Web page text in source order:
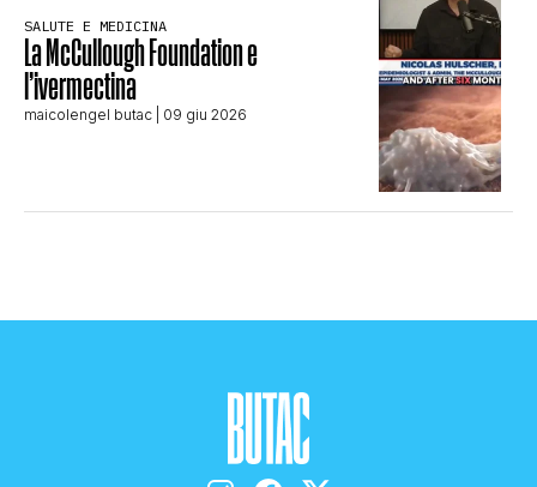
SALUTE E MEDICINA
La McCullough Foundation e
l’ivermectina
maicolengel butac | 09 giu 2026